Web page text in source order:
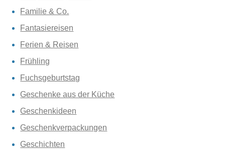
Familie & Co.
Fantasiereisen
Ferien & Reisen
Frühling
Fuchsgeburtstag
Geschenke aus der Küche
Geschenkideen
Geschenkverpackungen
Geschichten